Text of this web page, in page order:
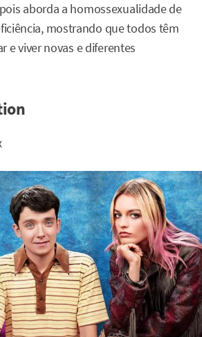
aborda a homossexualidade de
mostrando que todos têm
e viver novas e diferentes